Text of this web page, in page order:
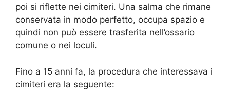
poi si riflette nei cimiteri. Una salma che rimane
conservata in modo perfetto, occupa spazio e
quindi non può essere trasferita nell’ossario
comune o nei loculi.
Fino a 15 anni fa, la procedura che interessava i
cimiteri era la seguente: